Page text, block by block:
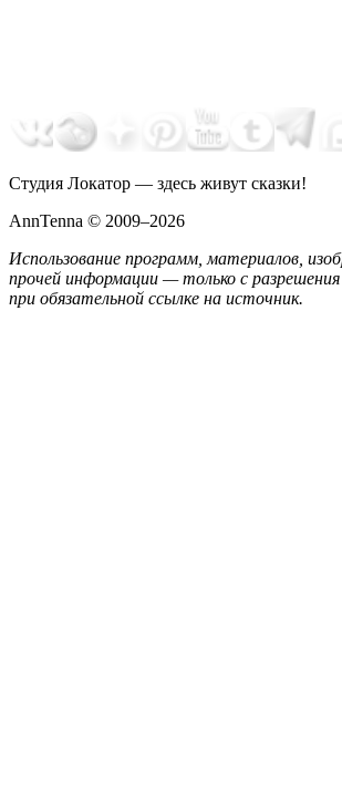
Студия Локатор — здесь живут сказки!
AnnTenna © 2009–2026
Использование программ, материалов,
прочей информации — только с
при обязательной ссылке на источник.